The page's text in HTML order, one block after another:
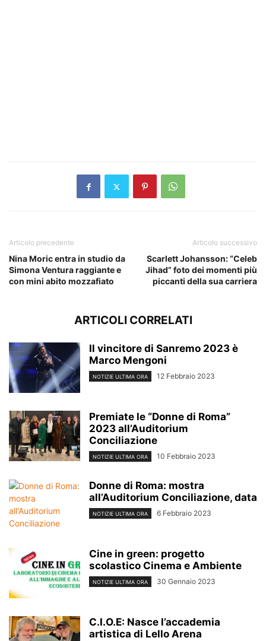
Articolo precedente
Nina Moric entra in studio da
Simona Ventura raggiante e
con mini abito mozzafiato
Articolo successivo
Scarlett Johansson: “Celeb
Jihad” foto dei momenti più
piccanti della sua carriera
ARTICOLI CORRELATI
Il vincitore di Sanremo 2023 è
Marco Mengoni
NOTIZIE ULTIMA ORA 12 Febbraio 2023
Premiate le “Donne di Roma”
2023 all’Auditorium
Conciliazione
NOTIZIE ULTIMA ORA 10 Febbraio 2023
Donne di Roma: mostra
all’Auditorium Conciliazione, data
NOTIZIE ULTIMA ORA 6 Febbraio 2023
Cine in green: progetto
scolastico Cinema e Ambiente
NOTIZIE ULTIMA ORA 30 Gennaio 2023
C.I.O.E: Nasce l’accademia
artistica di Lello Arena